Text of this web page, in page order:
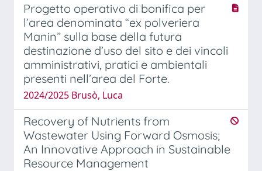
Progetto operativo di bonifica per
l’area denominata “ex polveriera
Manin” sulla base della futura
destinazione d’uso del sito e dei vincoli
amministrativi, pratici e ambientali
presenti nell’area del Forte.
2024/2025 Brusò, Luca
Recovery of Nutrients from
Wastewater Using Forward Osmosis;
An Innovative Approach in Sustainable
Resource Management